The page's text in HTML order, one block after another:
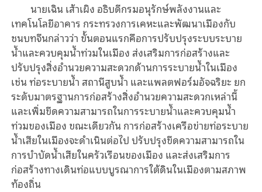
นายเฉิน เส้าเผิง อธิบดีกรมอนุรักษ์พลังงานและ
เทคโนโลยีอาคาร กระทรวงการเคหะและพัฒนาเมืองกับ
ชนบทจีนกล่าวว่า ขั้นตอนแรกคือการปรับปรุงระบบระบาย
น้ำและควบคุมน้ำท่วมในเมือง ส่งเสริมการก่อสร้างและ
ปรับปรุงสิ่งอำนวยความสะดวกด้านการระบายน้ำในเมือง
เช่น ท่อระบายน้ำ สถานีสูบน้ำ และแพลตฟอร์มอัจฉริยะ ยก
ระดับมาตรฐานการก่อสร้างสิ่งอำนวยความสะดวกเหล่านี้
และเพิ่มขีดความสามารถในการระบายน้ำและควบคุมน้ำ
ท่วมของเมือง ขณะเดียวกัน การก่อสร้างเครือข่ายท่อระบาย
น้ำเสียในเมืองจะดำเนินต่อไป ปรับปรุงขีดความสามารถใน
การบำบัดน้ำเสียในครัวเรือนของเมือง และส่งเสริมการ
ก่อสร้างทางเดินท่อแบบบูรณาการใต้ดินในเมืองตามสภาพ
ท้องถิ่น